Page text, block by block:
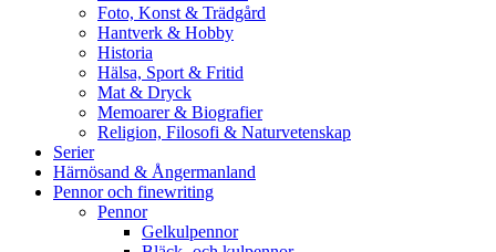
Foto, Konst & Trädgård
Hantverk & Hobby
Historia
Hälsa, Sport & Fritid
Mat & Dryck
Memoarer & Biografier
Religion, Filosofi & Naturvetenskap
Serier
Härnösand & Ångermanland
Pennor och finewriting
Pennor
Gelkulpennor